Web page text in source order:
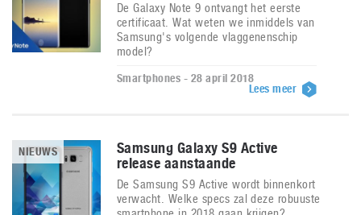
De Galaxy Note 9 ontvangt het eerste
certificaat. Wat weten we inmiddels van
Samsung's volgende vlaggenenschip
model?
Smartphones - 28 april 2018
Lees meer
NIEUWS
Samsung Galaxy S9 Active
release aanstaande
De Samsung S9 Active wordt binnenkort
verwacht. Welke specs zal deze robuuste